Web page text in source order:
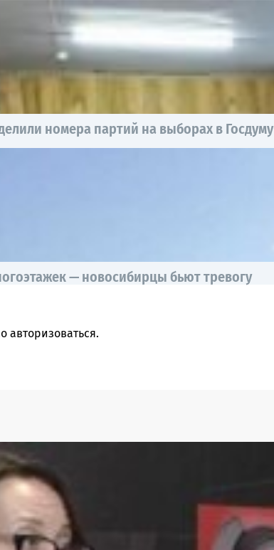
номера партий на выборах в Госдуму
— новосибирцы бьют тревогу
авторизоваться.